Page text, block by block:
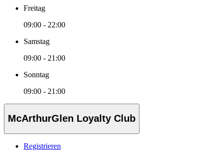
Freitag
09:00 - 22:00
Samstag
09:00 - 21:00
Sonntag
09:00 - 21:00
McArthurGlen Loyalty Club
Registrieren